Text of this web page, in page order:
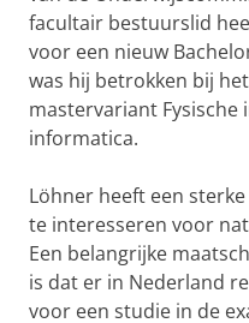
facultair bestuurslid
voor een nieuw
was hij betrokken bij
mastervariant
informatica.
Löhner heeft een
te interesseren voor
Een belangrijke
is dat er in Nederland
voor een studie in de